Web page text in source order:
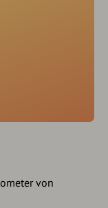
von